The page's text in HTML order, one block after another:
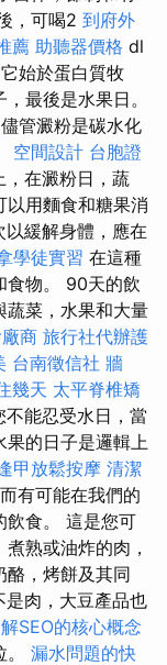
，可喝2 到府外
薦 助聽器價格 dl
它始於蛋白質牧
最後是水果日。
儘管澱粉是碳水化
空間設計 台胞證
，在澱粉日，蔬
以用麵食和糖果消
以緩解身體，應在
學徒實習 在這種
食物。 90天的飲
蔬菜，水果和大量
商 旅行社代辦護
台南徵信社 牆
幾天 太平脊椎矯
不能忍受水日，當
果的日子是邏輯上
甲放鬆按摩 清潔
有可能在我們的
飲食。 這是您可
熟或油炸的肉，
酪，烤餅及其同
肉，大豆產品也
SEO的核心概念
漏水問題的快